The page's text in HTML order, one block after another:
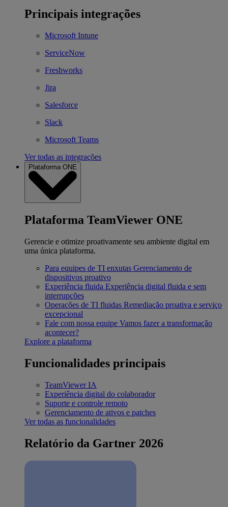
Principais integrações
Microsoft Intune
ServiceNow
Freshworks
Jira
Salesforce
Slack
Microsoft Teams
Ver todas as integrações
Plataforma ONE
Plataforma TeamViewer ONE
Gerencie e otimize proativamente seu ambiente digital em
uma única plataforma.
Para equipes de TI enxutas Gerenciamento de
dispositivos proativo
Experiência fluida Experiência digital fluida e sem
interrupções
Operações de TI fluidas Remediação proativa e serviço
excepcional
Fale com nossa equipe Vamos fazer a transformação
acontecer?
Explore a plataforma
Funcionalidades principais
TeamViewer IA
Experiência digital do colaborador
Suporte e controle remoto
Gerenciamento de ativos e patches
Ver todas as funcionalidades
Relatório da Gartner 2026